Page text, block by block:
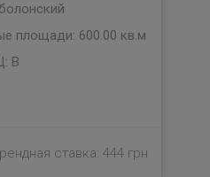
площади: 600.00 кв.м
B
ставка: 444 грн